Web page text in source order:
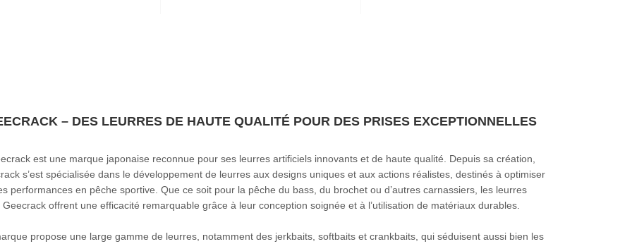
– DES LEURRES DE HAUTE QUALITÉ POUR DES PRISES EXCEPTIONNELLES
est une marque japonaise reconnue pour ses leurres artificiels innovants et de haute qualité. Depuis sa création,
s’est spécialisée dans le développement de leurres aux designs uniques et aux actions réalistes, destinés à optimiser
performances en pêche sportive. Que ce soit pour la pêche du bass, du brochet ou d’autres carnassiers, les leurres
Geecrack offrent une efficacité remarquable grâce à leur conception soignée et à l’utilisation de matériaux durables.
propose une large gamme de leurres, notamment des jerkbaits, softbaits et crankbaits, qui séduisent aussi bien les